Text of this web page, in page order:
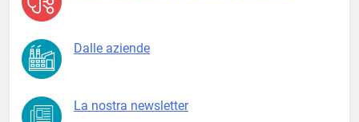
Dalle aziende
La nostra newsletter